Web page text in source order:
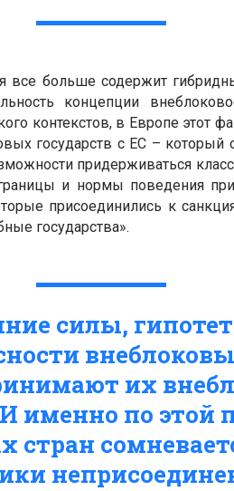
все больше содержит
концепции
контекстов, в Европе этот
государств с ЕС – который
придерживаться
и нормы поведения
присоединились к
государства».
силы,
их
по этой
стран